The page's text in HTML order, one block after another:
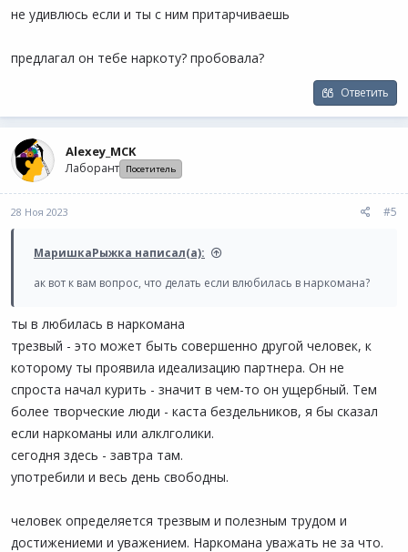
не удивлюсь если и ты с ним притарчиваешь
предлагал он тебе наркоту? пробовала?
Ответить
Alexey_MCK
Лаборант Посетитель
28 Ноя 2023 #5
МаришкаРыжка написал(а):
ак вот к вам вопрос, что делать если влюбилась в наркомана?
ты в любилась в наркомана
трезвый - это может быть совершенно другой человек, к
которому ты проявила идеализацию партнера. Он не
спроста начал курить - значит в чем-то он ущербный. Тем
более творческие люди - каста бездельников, я бы сказал
если наркоманы или алклголики.
сегодня здесь - завтра там.
употребили и весь день свободны.
человек определяется трезвым и полезным трудом и
достижениеми и уважением. Наркомана уважать не за что.